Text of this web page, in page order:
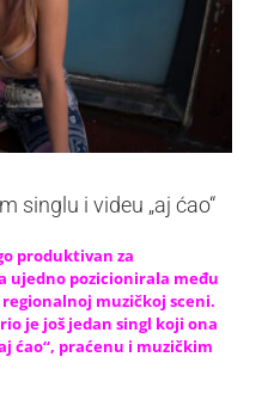
singlu i videu „aj ćao“
produktivan za
ujedno pozicionirala među
muzičkoj sceni.
je još jedan singl koji ona
ćao“, praćenu i muzičkim